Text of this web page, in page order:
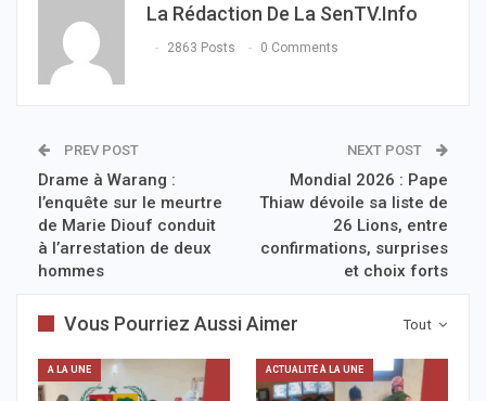
La Rédaction De La SenTV.info
2863 Posts 0 Comments
PREV POST
Drame à Warang :
l’enquête sur le meurtre
de Marie Diouf conduit
à l’arrestation de deux
hommes
NEXT POST
Mondial 2026 : Pape
Thiaw dévoile sa liste de
26 Lions, entre
confirmations, surprises
et choix forts
Tout
Vous Pourriez Aussi Aimer
A LA UNE ACTUALITÉ À LA UNE